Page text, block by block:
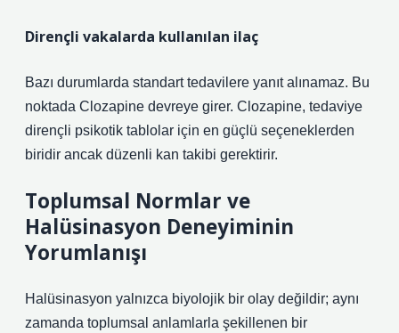
Dirençli vakalarda kullanılan ilaç
Bazı durumlarda standart tedavilere yanıt alınamaz. Bu
noktada Clozapine devreye girer. Clozapine, tedaviye
dirençli psikotik tablolar için en güçlü seçeneklerden
biridir ancak düzenli kan takibi gerektirir.
Toplumsal Normlar ve
Halüsinasyon Deneyiminin
Yorumlanışı
Halüsinasyon yalnızca biyolojik bir olay değildir; aynı
zamanda toplumsal anlamlarla şekillenen bir